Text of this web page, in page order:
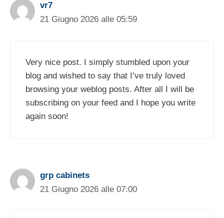
vr7
21 Giugno 2026 alle 05:59
Very nice post. I simply stumbled upon your
blog and wished to say that I’ve truly loved
browsing your weblog posts. After all I will be
subscribing on your feed and I hope you write
again soon!
grp cabinets
21 Giugno 2026 alle 07:00